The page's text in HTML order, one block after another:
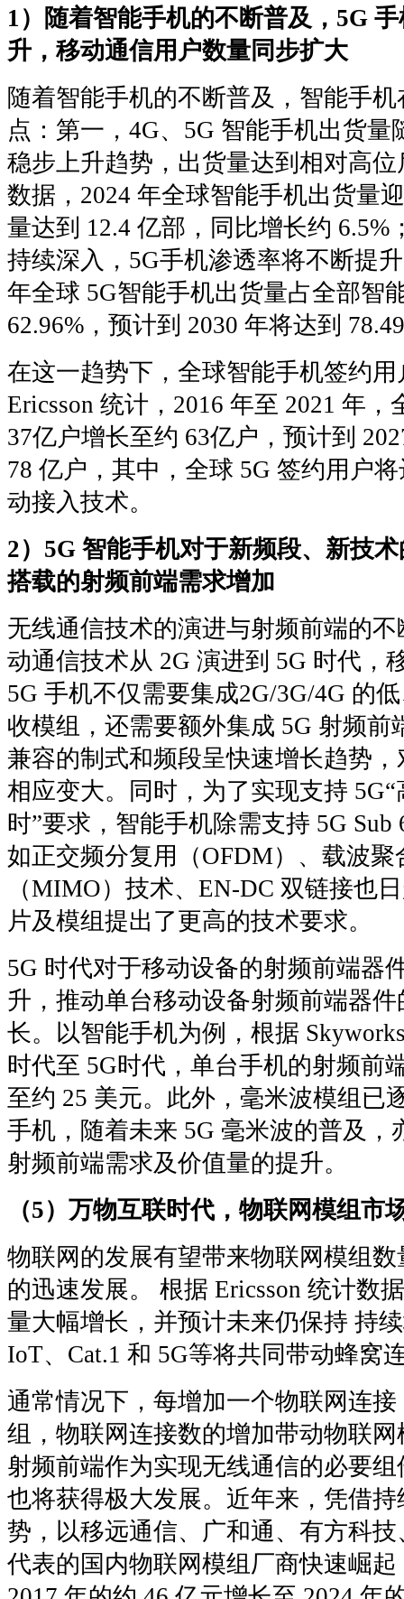
1）随着智能手机的不断普及，5G
升，移动通信用户数量同步扩大
随着智能手机的不断普及，智能手
点：第一，4G、5G 智能手机出货
稳步上升趋势，出货量达到相对高
数据，2024 年全球智能手机出货量
量达到 12.4 亿部，同比增长约 6.5%
持续深入，5G手机渗透率将不断提
年全球 5G智能手机出货量占全部智
62.96%，预计到 2030 年将达到
在这一趋势下，全球智能手机签约
Ericsson 统计，2016 年至 2021 年
37亿户增长至约 63亿户，预计到
78 亿户，其中，全球 5G 签约用户
动接入技术。
2）5G 智能手机对于新频段、新技
搭载的射频前端需求增加
无线通信技术的演进与射频前端的
动通信技术从 2G 演进到 5G 时代，
5G 手机不仅需要集成2G/3G/4G 的
收模组，还需要额外集成 5G 射频
兼容的制式和频段呈快速增长趋势
相应变大。同时，为了实现支持
时”要求，智能手机除需支持 5G
如正交频分复用（OFDM）、载波
（MIMO）技术、EN-DC 双链接也
片及模组提出了更高的技术要求。
5G 时代对于移动设备的射频前端器
升，推动单台移动设备射频前端器
长。以智能手机为例，根据
时代至 5G时代，单台手机的射频前
至约 25 美元。此外，毫米波模组已
手机，随着未来 5G 毫米波的普及，
射频前端需求及价值量的提升。
（5）万物互联时代，物联网模组市
物联网的发展有望带来物联网模组
的迅速发展。 根据 Ericsson 统计数
量大幅增长，并预计未来仍保持 持
IoT、Cat.1 和 5G等将共同带动蜂窝
通常情况下，每增加一个物联网连
组，物联网连接数的增加带动物联
射频前端作为实现无线通信的必要
也将获得极大发展。近年来，凭借
势，以移远通信、广和通、有方科
代表的国内物联网模组厂商快速崛